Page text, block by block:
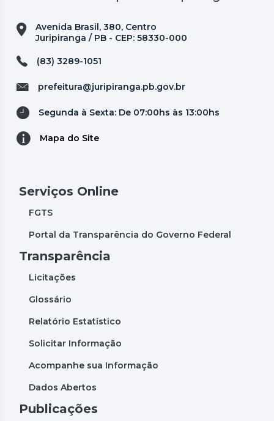
Avenida Brasil, 380, Centro
Juripiranga / PB - CEP: 58330-000
(83) 3289-1051
prefeitura@juripiranga.pb.gov.br
Segunda à Sexta: De 07:00hs às 13:00hs
Mapa do Site
Serviços Online
FGTS
Portal da Transparência do Governo Federal
Transparência
Licitações
Glossário
Relatório Estatístico
Solicitar Informação
Acompanhe sua Informação
Dados Abertos
Publicações